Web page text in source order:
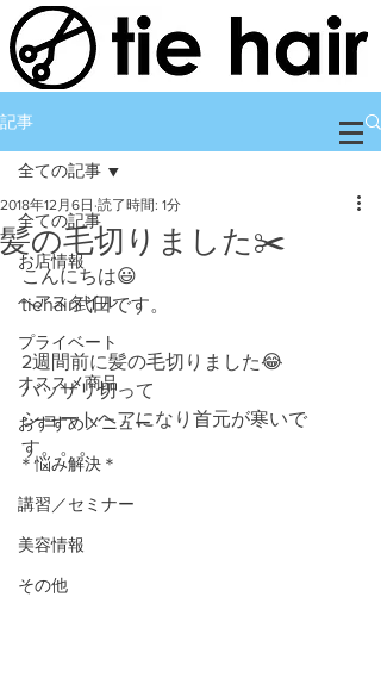
記事
全ての記事
お店情報
ヘアスタイル
プライベート
オススメ商品
おすすめメニュー
＊悩み解決＊
講習／セミナー
美容情報
その他
全ての記事
髪の毛切りました✂️
2018年12月6日 読了時間: 1分
こんにちは😃
tiehair武田です。
2週間前に髪の毛切りました😂
バッサリ切って
ショートヘアになり首元が寒いで
す。。。